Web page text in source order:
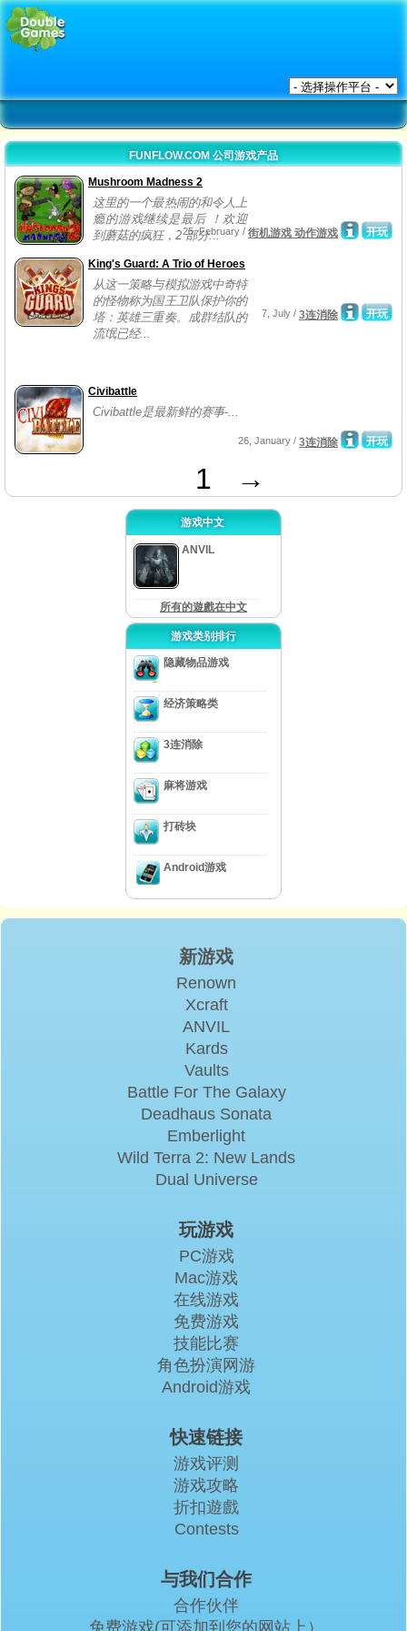
FUNFLOW.COM 公司游戏产品
Mushroom Madness 2
这里的一个最热闹的和令人上
瘾的游戏继续是最后 ！欢迎
到蘑菇的疯狂，2 部分...
开玩
25, February / 街机游戏 动作游戏
King's Guard: A Trio of Heroes
从这一策略与模拟游戏中奇特
的怪物称为国王卫队保护你的
塔：英雄三重奏。成群结队的
流氓已经...
开玩
7, July / 3连消除
Civibattle
Civibattle是最新鲜的赛事-...
开玩
26, January / 3连消除
1 →
游戏中文
ANVIL
所有的遊戲在中文
游戏类别排行
隐藏物品游戏
经济策略类
3连消除
麻将游戏
打砖块
Android游戏
新游戏
Renown
Xcraft
ANVIL
Kards
Vaults
Battle For The Galaxy
Deadhaus Sonata
Emberlight
Wild Terra 2: New Lands
Dual Universe
玩游戏
PC游戏
Mac游戏
在线游戏
免费游戏
技能比赛
角色扮演网游
Android游戏
快速链接
游戏评测
游戏攻略
折扣遊戲
Contests
与我们合作
合作伙伴
免费游戏(可添加到您的网站上）